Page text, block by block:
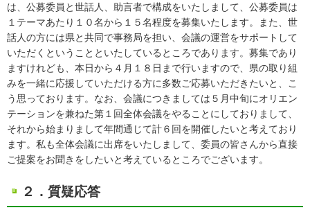
は、公募委員と世話人、助言者で構成をいたしまして、公募委員は
１テーマあたり１０名から１５名程度を募集いたします。また、世
話人の方には県と共同で事務局を担い、会議の運営をサポートして
いただくということといたしているところであります。募集であり
ますけれども、本日から４月１８日まで行いますので、県の取り組
みを一緒に応援していただける方に多数ご応募いただきたいと、こ
う思っております。なお、会議につきましては５月中旬にオリエン
テーションを兼ねた第１回全体会議をやることにしておりまして、
それから始まりまして年間通じて計６回を開催したいと考えており
ます。私も全体会議に出席をいたしまして、委員の皆さんから直接
ご提案をお聞きをしたいと考えているところでございます。
２．質疑応答